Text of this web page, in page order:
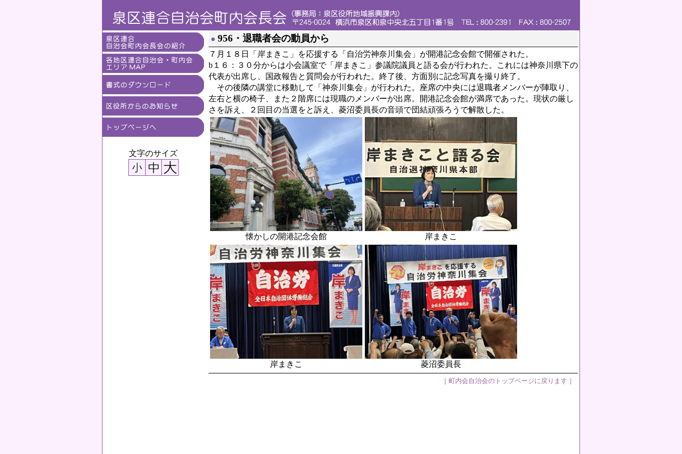
文字のサイズ
● 956・退職者会の動員から
７月１８日「岸まきこ」を応援する「自治労神奈川集会」が開港記念会館で開催された。
b１６：３０分からは小会議室で「岸まきこ」参議院議員と語る会が行われた。これには神奈川県下の
代表が出席し、国政報告と質問会が行われた。終了後、方面別に記念写真を撮り終了。
その後隣の講堂に移動して「神奈川集会」が行われた。座席の中央には退職者メンバーが陣取り、
左右と横の椅子、また２階席には現職のメンバーが出席。開港記念会館が満席であった。現状の厳し
さを訴え、２回目の当選をと訴え、菱沼委員長の音頭で団結頑張ろうで解散した。
懐かしの開港記念会館 岸まきこ
岸まきこ 菱沼委員長
［ 町内会自治会のトップページに戻ります ］